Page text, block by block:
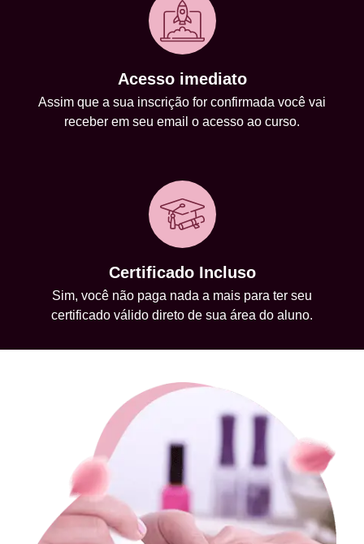
Acesso imediato
Assim que a sua inscrição for confirmada você vai
receber em seu email o acesso ao curso.
Certificado Incluso
Sim, você não paga nada a mais para ter seu
certificado válido direto de sua área do aluno.